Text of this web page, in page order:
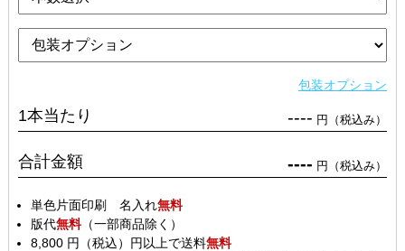
包装オプション
1本当たり ---- 円（税込み）
合計金額 ---- 円（税込み）
単色片面印刷 名入れ無料
版代無料（一部商品除く）
8,800 円（税込）円以上で送料無料